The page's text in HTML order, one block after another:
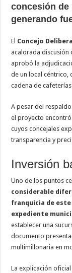
concesión de
generando
El Concejo
acalorada discusión
aprobó la
de un local céntrico,
cadena de
A pesar del
el proyecto
cuyos concejales
transparencia y
Inversión
Uno de los puntos
considerable
franquicia de
expediente
establecer una
documento
multimillonaria en
La explicación